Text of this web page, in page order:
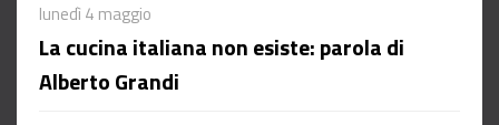
lunedì 4 maggio
La cucina italiana non esiste: parola di
Alberto Grandi